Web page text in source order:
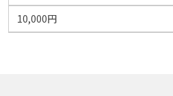
10,000円